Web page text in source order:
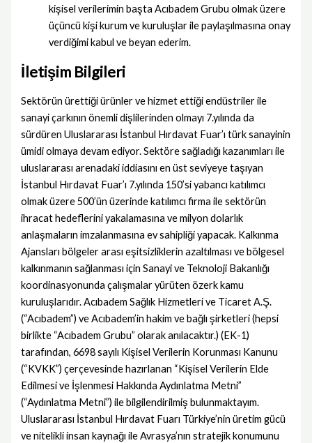
kişisel verilerimin başta Acıbadem Grubu olmak üzere
üçüncü kişi kurum ve kuruluşlar ile paylaşılmasına onay
verdiğimi kabul ve beyan ederim.
İletişim Bilgileri
Sektörün ürettiği ürünler ve hizmet ettiği endüstriler ile
sanayi çarkının önemli dişlilerinden olmayı 7.yılında da
sürdüren Uluslararası İstanbul Hırdavat Fuar’ı türk sanayinin
ümidi olmaya devam ediyor. Sektöre sağladığı kazanımları ile
uluslararası arenadaki iddiasını en üst seviyeye taşıyan
İstanbul Hırdavat Fuar’ı 7.yılında 150’si yabancı katılımcı
olmak üzere 500’ün üzerinde katılımcı firma ile sektörün
ihracat hedeflerini yakalamasına ve milyon dolarlık
anlaşmaların imzalanmasına ev sahipliği yapacak. Kalkınma
Ajansları bölgeler arası eşitsizliklerin azaltılması ve bölgesel
kalkınmanın sağlanması için Sanayi ve Teknoloji Bakanlığı
koordinasyonunda çalışmalar yürüten özerk kamu
kuruluşlarıdır. Acıbadem Sağlık Hizmetleri ve Ticaret A.Ş.
(“Acıbadem”) ve Acıbadem’in hakim ve bağlı şirketleri (hepsi
birlikte “Acıbadem Grubu” olarak anılacaktır.) (EK-1)
tarafından, 6698 sayılı Kişisel Verilerin Korunması Kanunu
(“KVKK”) çerçevesinde hazırlanan “Kişisel Verilerin Elde
Edilmesi ve İşlenmesi Hakkında Aydınlatma Metni”
(“Aydınlatma Metni”) ile bilgilendirilmiş bulunmaktayım.
Uluslararası İstanbul Hırdavat Fuarı Türkiye’nin üretim gücü
ve nitelikli insan kaynağı ile Avrasya’nın stratejik konumunu